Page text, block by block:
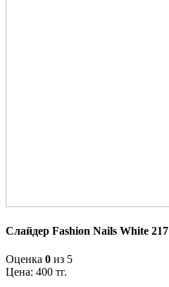
Слайдер Fashion Nails White 217
Оценка 0 из 5
Цена: 400 тг.